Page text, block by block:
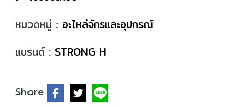
หมวดหมู่ : อะไหล่จักรและอุปกรณ์
แบรนด์ : STRONG H
Share